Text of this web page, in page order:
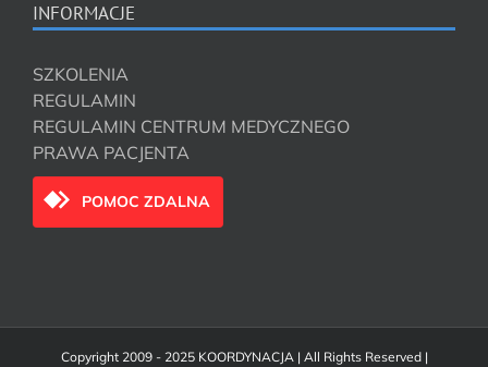
INFORMACJE
SZKOLENIA
REGULAMIN
REGULAMIN CENTRUM MEDYCZNEGO
PRAWA PACJENTA
POMOC ZDALNA
Copyright 2009 - 2025 KOORDYNACJA | All Rights Reserved |